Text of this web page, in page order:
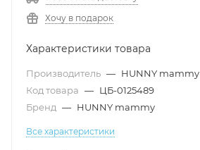
Хочу в подарок
Характеристики товара
Производитель — HUNNY mammy
Код товара — ЦБ-0125489
Бренд — HUNNY mammy
Все характеристики